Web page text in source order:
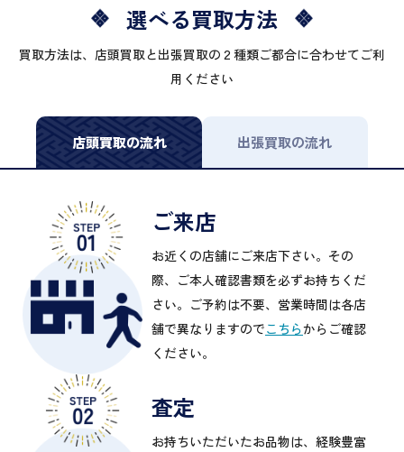
選べる買取方法
買取方法は、店頭買取と出張買取の２種類ご都合に合わせてご利
用ください
店頭買取の流れ 出張買取の流れ
ご来店
お近くの店舗にご来店下さい。その
際、ご本人確認書類を必ずお持ちくだ
さい。ご予約は不要、営業時間は各店
舗で異なりますのでこちらからご確認
ください。
査定
お持ちいただいたお品物は、経験豊富